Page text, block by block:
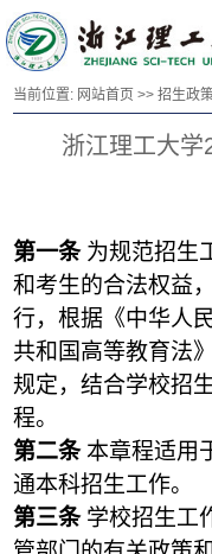
当前位置: 网站首页 >>招生政
浙江理工大学
第一条为规范招生
和考生的合法权益
行，根据《中华人
共和国高等教育法
规定，结合学校招
程。
第二条本章程适用
通本科招生工作。
第三条 学校招生工